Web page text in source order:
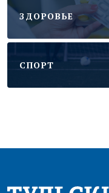
ЗДОРОВЬЕ
CПОРТ